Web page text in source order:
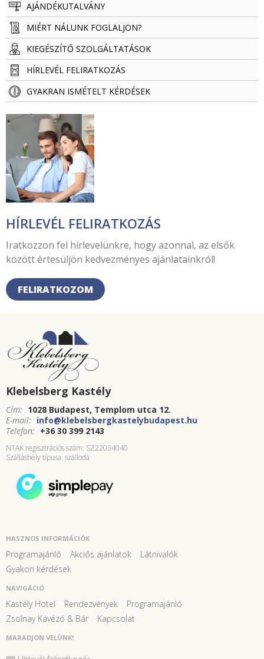
AJÁNDÉKUTALVÁNY
MIÉRT NÁLUNK FOGLALJON?
KIEGÉSZÍTŐ SZOLGÁLTATÁSOK
HÍRLEVÉL FELIRATKOZÁS
GYAKRAN ISMÉTELT KÉRDÉSEK
HÍRLEVÉL FELIRATKOZÁS
Iratkozzon fel hírlevelünkre, hogy azonnal, az elsők
között értesüljön kedvezményes ajánlatainkról!
FELIRATKOZOM
Klebelsberg Kastély
Cím: 1028 Budapest, Templom utca 12.
E-mail: info@klebelsbergkastelybudapest.hu
Telefon: +36 30 399 2143
NTAK regisztrációs szám: SZ22034040
Szálláshely típusa: szálloda
HASZNOS INFORMÁCIÓK
Programajánló Akciós ajánlatok
Látnivalók
Gyakori kérdések
NAVIGÁCIÓ
Kastély Hotel Rendezvények
Programajánló
Zsolnay Kávézó & Bár
Kapcsolat
MARADJON VELÜNK!